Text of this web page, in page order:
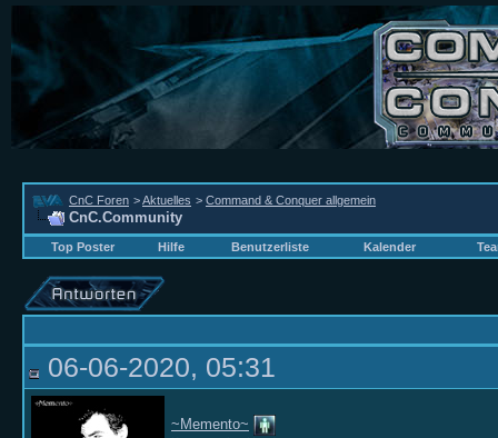
CnC Foren >Aktuelles > Command & Conquer allgemein
CnC.Community
Top Poster Hilfe Benutzerliste Kalender
06-06-2020, 05:31
~Memento~